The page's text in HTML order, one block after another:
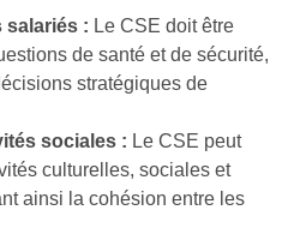
salariés : Le CSE doit être
de santé et de sécurité,
stratégiques de
sociales : Le CSE peut
culturelles, sociales et
ainsi la cohésion entre les